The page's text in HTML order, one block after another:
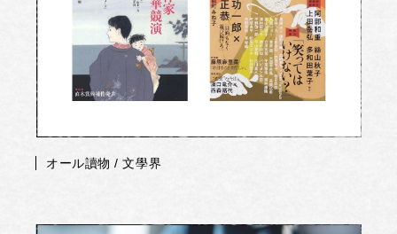
オール讀物 / 文學界